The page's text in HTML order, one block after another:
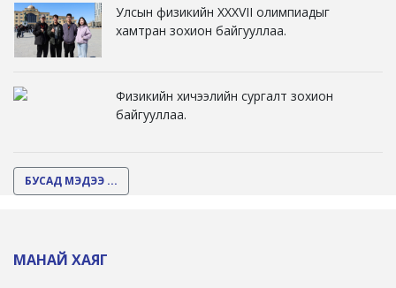
Улсын физикийн XXXVII олимпиадыг
хамтран зохион байгууллаа.
Физикийн хичээлийн сургалт зохион
байгууллаа.
БУСАД МЭДЭЭ ...
МАНАЙ ХАЯГ